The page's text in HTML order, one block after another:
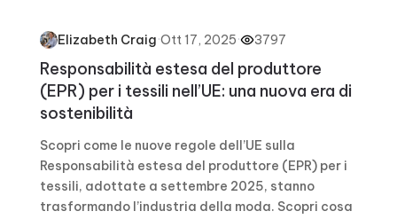
Elizabeth Craig·Ott 17, 2025· 3797
Responsabilità estesa del produttore
(EPR) per i tessili nell’UE: una nuova era di
sostenibilità
Scopri come le nuove regole dell’UE sulla
Responsabilità estesa del produttore (EPR) per i
tessili, adottate a settembre 2025, stanno
trasformando l’industria della moda. Scopri cosa